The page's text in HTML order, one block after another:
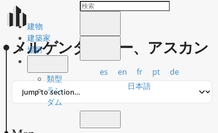
建物
建築家
場所
類型
ラン
ダム
es en fr pt
de
日本語
メルゲンターラー、アスカン
Jump